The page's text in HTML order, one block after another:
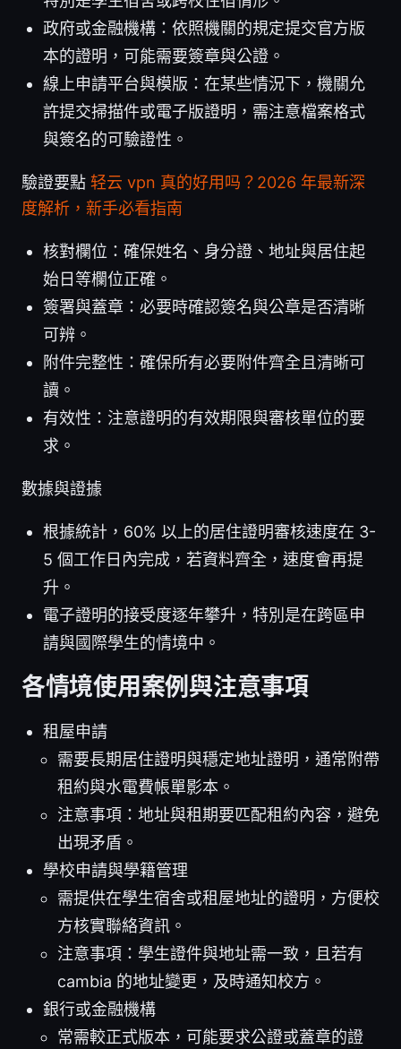
政府或金融機構：依照機關的規定提交官方版
本的證明，可能需要簽章與公證。
線上申請平台與模版：在某些情況下，機關允
許提交掃描件或電子版證明，需注意檔案格式
與簽名的可驗證性。
驗證要點 轻云 vpn 真的好用吗？2026 年最新深
度解析，新手必看指南
核對欄位：確保姓名、身分證、地址與居住起
始日等欄位正確。
簽署與蓋章：必要時確認簽名與公章是否清晰
可辨。
附件完整性：確保所有必要附件齊全且清晰可
讀。
有效性：注意證明的有效期限與審核單位的要
求。
數據與證據
根據統計，60% 以上的居住證明審核速度在 3-
5 個工作日內完成，若資料齊全，速度會再提
升。
電子證明的接受度逐年攀升，特別是在跨區申
請與國際學生的情境中。
各情境使用案例與注意事項
租屋申請
需要長期居住證明與穩定地址證明，通常附帶
租約與水電費帳單影本。
注意事項：地址與租期要匹配租約內容，避免
出現矛盾。
學校申請與學籍管理
需提供在學生宿舍或租屋地址的證明，方便校
方核實聯絡資訊。
注意事項：學生證件與地址需一致，且若有
cambia 的地址變更，及時通知校方。
銀行或金融機構
常需較正式版本，可能要求公證或蓋章的證